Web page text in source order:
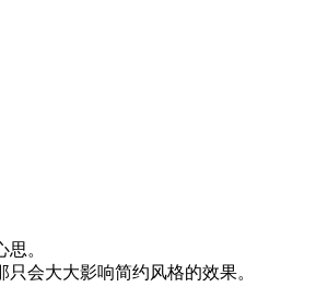
。
会大大影响简约风格的效果。